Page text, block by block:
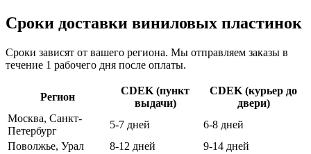
Сроки доставки виниловых пластинок
Сроки зависят от вашего региона. Мы отправляем заказы в
течение 1 рабочего дня после оплаты.
Регион
CDEK (пункт
выдачи)
CDEK (курьер до
двери)
Москва, Санкт-
Петербург
5-7 дней
6-8 дней
Поволжье, Урал
8-12 дней
9-14 дней